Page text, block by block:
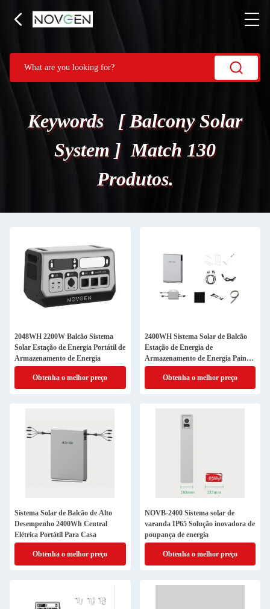
Keywords [ Balcony Solar
System ] Match 130
Produtos.
2048WH 2200W Balcão Sistema
Solar Estação de Energia Portátil de
Armazenamento de Energia
Obtenha o melhor preço
2400WH Sistema Solar de Balcão
Estação de Energia de
Armazenamento de Energia Painel
Solar Flexível
Obtenha o melhor preço
Sistema Solar de Balcão de Alto
Desempenho 2400Wh Central
Elétrica Portátil Para Casa
Obtenha o melhor preço
NOVB-2400 Sistema solar de
varanda IP65 Solução inovadora de
poupança de energia
Obtenha o melhor preço